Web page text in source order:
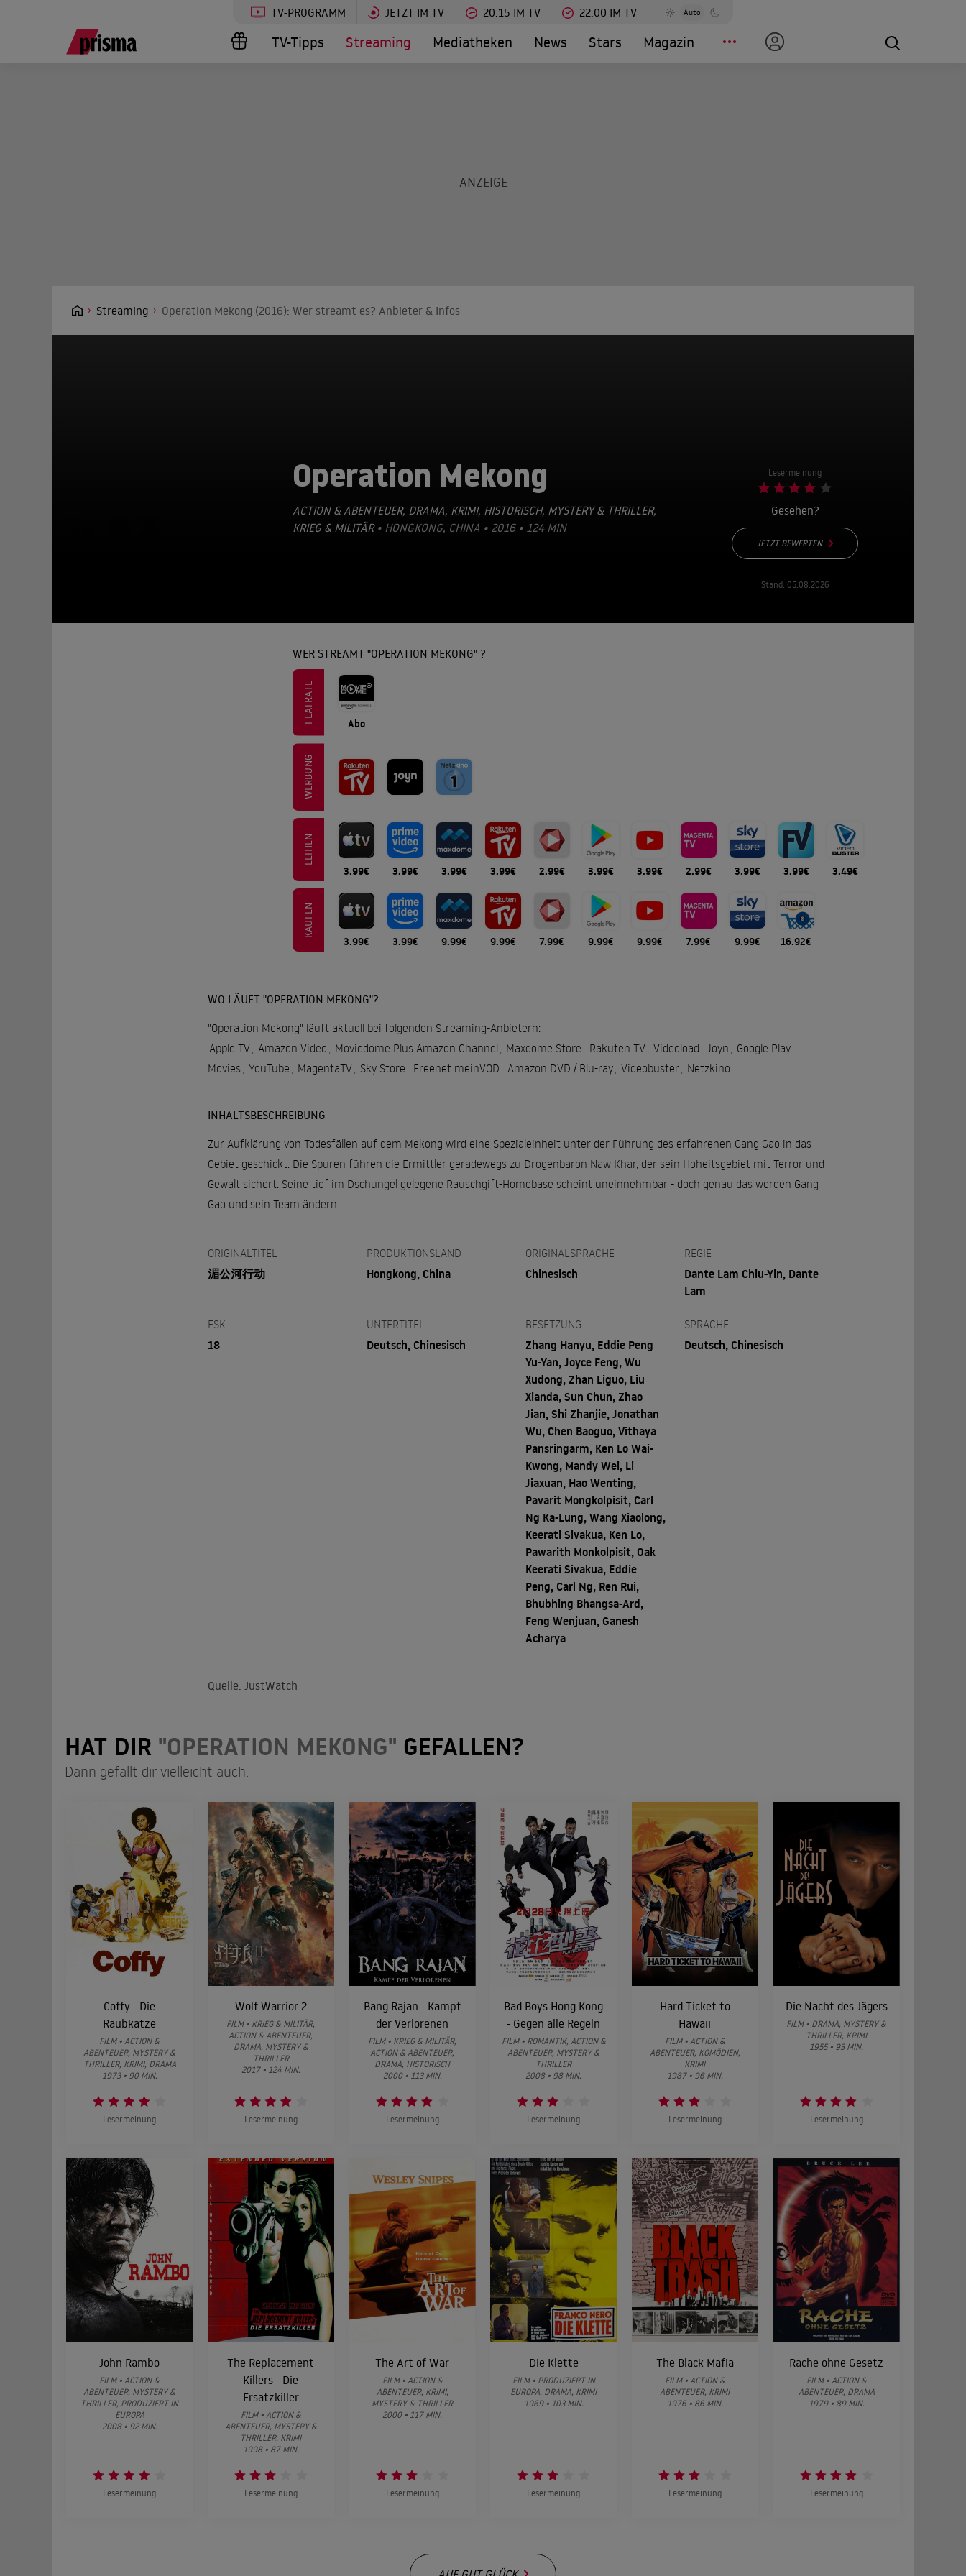
TV-PROGRAMM JETZT IM TV 20:15 IM TV 22:00 IM TV Auto
TV-Tipps Streaming Mediatheken News Stars Magazin
Streaming Operation Mekong (2016): Wer streamt es? Anbieter & Infos
Operation Mekong
ACTION & ABENTEUER, DRAMA, KRIMI, HISTORISCH, MYSTERY & THRILLER,
KRIEG & MILITÄR• HONGKONG, CHINA • 2016 • 124 MIN
Lesermeinung
Gesehen?
JETZT BEWERTEN
Stand: 05.08.2026
WER STREAMT "OPERATION MEKONG" ?
FLATRATE Abo
WERBUNG
LEIHEN
3.99€ 3.99€ 3.99€ 3.99€ 2.99€ 3.99€ 3.99€ 2.99€ 3.99€ 3.99€ 3.49€
KAUFEN
3.99€ 3.99€ 9.99€ 9.99€ 7.99€ 9.99€ 9.99€ 7.99€ 9.99€ 16.92€
WO LÄUFT "OPERATION MEKONG"?
"Operation Mekong" läuft aktuell bei folgenden Streaming-Anbietern:
Apple TV, Amazon Video , Moviedome Plus Amazon Channel , Maxdome Store , Rakuten TV, Videoload , Joyn , Google Play
Movies, YouTube , MagentaTV, Sky Store , Freenet meinVOD , Amazon DVD / Blu-ray, Videobuster, Netzkino .
INHALTSBESCHREIBUNG
Zur Aufklärung von Todesfällen auf dem Mekong wird eine Spezialeinheit unter der Führung des erfahrenen Gang Gao in das
Gebiet geschickt. Die Spuren führen die Ermittler geradewegs zu Drogenbaron Naw Khar, der sein Hoheitsgebiet mit Terror und
Gewalt sichert. Seine tief im Dschungel gelegene Rauschgift-Homebase scheint uneinnehmbar - doch genau das werden Gang
Gao und sein Team ändern...
ORIGINALTITEL
湄公河行动
PRODUKTIONSLAND
Hongkong, China
ORIGINALSPRACHE
Chinesisch
REGIE
Dante Lam Chiu-Yin, Dante
Lam
FSK
18
UNTERTITEL
Deutsch, Chinesisch
BESETZUNG
Zhang Hanyu, Eddie Peng
Yu-Yan, Joyce Feng, Wu
Xudong, Zhan Liguo, Liu
Xianda, Sun Chun, Zhao
Jian, Shi Zhanjie, Jonathan
Wu, Chen Baoguo, Vithaya
Pansringarm, Ken Lo Wai-
Kwong, Mandy Wei, Li
Jiaxuan, Hao Wenting,
Pavarit Mongkolpisit, Carl
Ng Ka-Lung, Wang Xiaolong,
Keerati Sivakua, Ken Lo,
Pawarith Monkolpisit, Oak
Keerati Sivakua, Eddie
Peng, Carl Ng, Ren Rui,
Bhubhing Bhangsa-Ard,
Feng Wenjuan, Ganesh
Acharya
SPRACHE
Deutsch, Chinesisch
Quelle: JustWatch
HAT DIR "OPERATION MEKONG" GEFALLEN?
Dann gefällt dir vielleicht auch:
Coffy - Die
Raubkatze
FILM • ACTION &
ABENTEUER, MYSTERY &
THRILLER, KRIMI, DRAMA
1973 • 90 MIN.
Lesermeinung
Wolf Warrior 2
FILM • KRIEG & MILITÄR,
ACTION & ABENTEUER,
DRAMA, MYSTERY &
THRILLER
2017 • 124 MIN.
Lesermeinung
Bang Rajan - Kampf
der Verlorenen
FILM • KRIEG & MILITÄR,
ACTION & ABENTEUER,
DRAMA, HISTORISCH
2000 • 113 MIN.
Lesermeinung
Bad Boys Hong Kong
- Gegen alle Regeln
FILM • ROMANTIK, ACTION &
ABENTEUER, MYSTERY &
THRILLER
2008 • 98 MIN.
Lesermeinung
Hard Ticket to
Hawaii
FILM • ACTION &
ABENTEUER, KOMÖDIEN,
KRIMI
1987 • 96 MIN.
Lesermeinung
Die Nacht des Jägers
FILM • DRAMA, MYSTERY &
THRILLER, KRIMI
1955 • 93 MIN.
Lesermeinung
John Rambo
FILM • ACTION &
ABENTEUER, MYSTERY &
THRILLER, PRODUZIERT IN
EUROPA
2008 • 92 MIN.
Lesermeinung
The Replacement
Killers - Die
Ersatzkiller
FILM • ACTION &
ABENTEUER, MYSTERY &
THRILLER, KRIMI
1998 • 87 MIN.
Lesermeinung
The Art of War
FILM • ACTION &
ABENTEUER, KRIMI,
MYSTERY & THRILLER
2000 • 117 MIN.
Lesermeinung
Die Klette
FILM • PRODUZIERT IN
EUROPA, DRAMA, KRIMI
1969 • 103 MIN.
Lesermeinung
The Black Mafia
FILM • ACTION &
ABENTEUER, KRIMI
1976 • 86 MIN.
Lesermeinung
Rache ohne Gesetz
FILM • ACTION &
ABENTEUER, DRAMA
1979 • 89 MIN.
Lesermeinung